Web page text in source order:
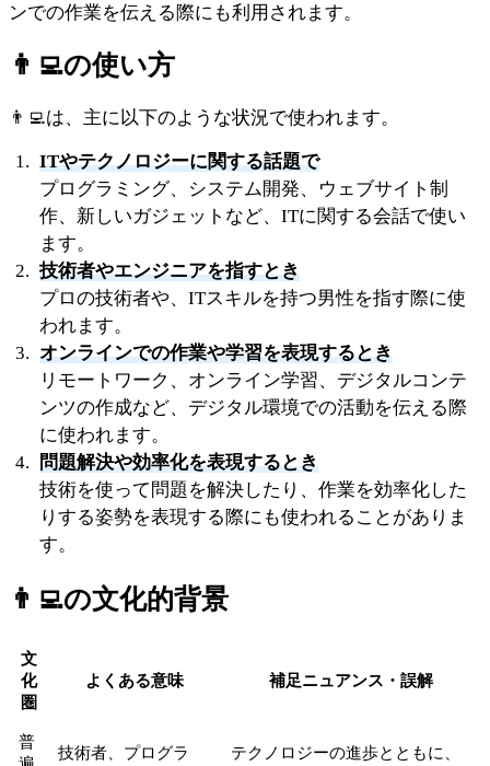
ンでの作業を伝える際にも利用されます。
👨‍💻の使い方
👨‍💻は、主に以下のような状況で使われます。
ITやテクノロジーに関する話題で
プログラミング、システム開発、ウェブサイト制
作、新しいガジェットなど、ITに関する会話で使い
ます。
技術者やエンジニアを指すとき
プロの技術者や、ITスキルを持つ男性を指す際に使
われます。
オンラインでの作業や学習を表現するとき
リモートワーク、オンライン学習、デジタルコンテ
ンツの作成など、デジタル環境での活動を伝える際
に使われます。
問題解決や効率化を表現するとき
技術を使って問題を解決したり、作業を効率化した
りする姿勢を表現する際にも使われることがありま
す。
👨‍💻の文化的背景
文
化
圏
よくある意味 補足ニュアンス・誤解
普
技術者、プログラ
テクノロジーの進歩とともに、